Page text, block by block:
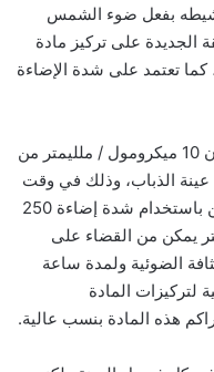
بفعل ضوء الشمس
الجديدة على تركيز مادة
كما تعتمد على شدة الإضاءة
وأوضحت نتائج تجربة الطريقة الجديدة أن 10 ميكرومول / ملليمتر من
كافية لقتل نسبة 100% من عينة الذباب، وذلك في وقت
تعريض لأشعة الشمس يصل إلى ساعتين باستخدام شدة إضاءة 250
ملليمتر يمكن من القضاء على
الضوئية ولمدة ساعة
لتركيزات المادة
هذه المادة بنسب عالية.